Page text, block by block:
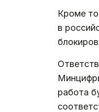
Кроме
в
работа